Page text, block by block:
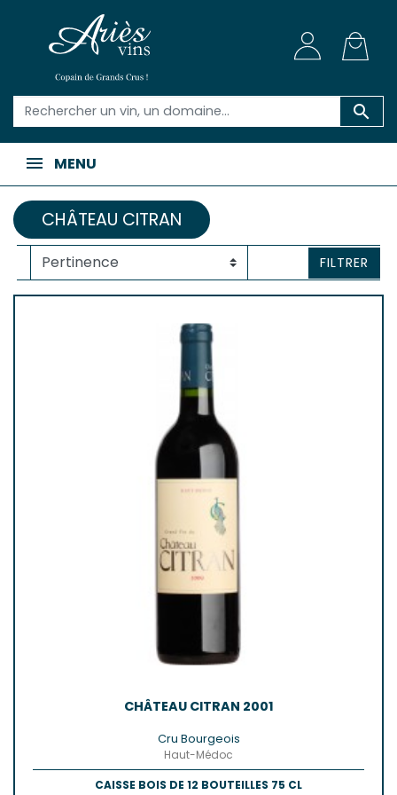

MENU
CHÂTEAU CITRAN
FILTRER
CHÂTEAU CITRAN 2001
Cru Bourgeois
Haut-Médoc
CAISSE BOIS DE 12 BOUTEILLES 75 CL